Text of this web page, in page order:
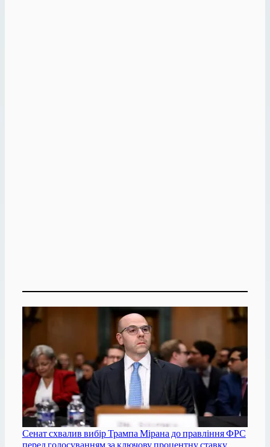
Сенат схвалив вибір Трампа Мірана до правління ФРС
перед голосуванням за ключову процентну ставку